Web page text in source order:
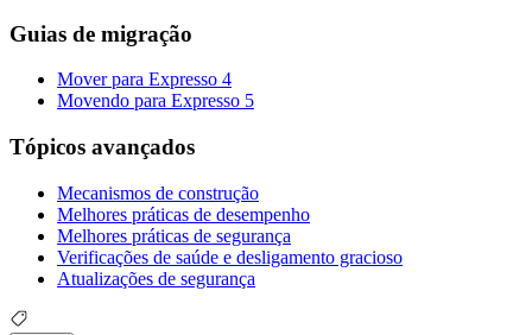
Guias de migração
Mover para Expresso 4
Movendo para Expresso 5
Tópicos avançados
Mecanismos de construção
Melhores práticas de desempenho
Melhores práticas de segurança
Verificações de saúde e desligamento gracioso
Atualizações de segurança